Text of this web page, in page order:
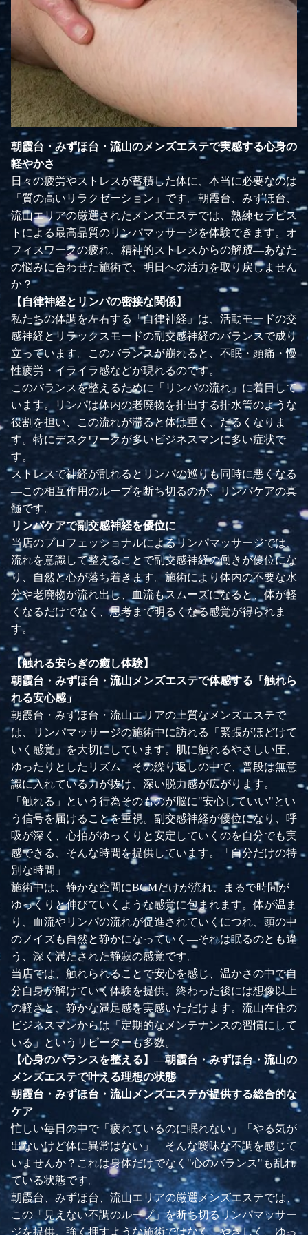
朝霞台・みずほ台・流山のメンズエステで実感する心身の
軽やかさ
日々の疲労やストレスが蓄積した体に、本当に必要なのは
「質の高いリラクゼーション」です。朝霞台、みずほ台、
流山エリアの厳選されたメンズエステでは、熟練セラピス
トによる最高品質のリンパマッサージを体験できます。オ
フィスワークの疲れ、精神的ストレスからの解放—あなた
の悩みに合わせた施術で、明日への活力を取り戻しません
か？
【自律神経とリンパの密接な関係】
私たちの体調を左右する「自律神経」は、活動モードの交
感神経とリラックスモードの副交感神経のバランスで成り
立っています。このバランスが崩れると、不眠・頭痛・慢
性疲労・イライラ感などが現れるのです。
このバランスを整えるために「リンパの流れ」に着目して
います。リンパは体内の老廃物を排出する排水管のような
役割を担い、この流れが滞ると体は重く、だるくなりま
す。特にデスクワークが多いビジネスマンに多い症状で
す。
ストレスで神経が乱れるとリンパの巡りも同時に悪くなる
—この相互作用のループを断ち切るのが、リンパケアの真
髄です。
リンパケアで副交感神経を優位に
当店のプロフェッショナルによるリンパマッサージでは、
流れを意識して整えることで副交感神経の働きが優位にな
り、自然と心が落ち着きます。施術により体内の不要な水
分や老廃物が流れ出し、血流もスムーズになると、体が軽
くなるだけでなく、思考まで明るくなる感覚が得られま
す。
【触れる安らぎの癒し体験】
朝霞台・みずほ台・流山メンズエステで体感する「触れら
れる安心感」
朝霞台・みずほ台・流山エリアの上質なメンズエステで
は、リンパマッサージの施術中に訪れる「緊張がほどけて
いく感覚」を大切にしています。肌に触れるやさしい圧、
ゆったりとしたリズム—その繰り返しの中で、普段は無意
識に入れている力が抜け、深い脱力感が広がります。
「触れる」という行為そのものが脳に"安心していい"とい
う信号を届けることを重視。副交感神経が優位になり、呼
吸が深く、心拍がゆっくりと安定していくのを自分でも実
感できる、そんな時間を提供しています。「自分だけの特
別な時間」
施術中は、静かな空間にBGMだけが流れ、まるで時間が
ゆっくりと伸びていくような感覚に包まれます。体が温ま
り、血流やリンパの流れが促進されていくにつれ、頭の中
のノイズも自然と静かになっていく—それは眠るのとも違
う、深く満たされた静寂の感覚です。
当店では、触れられることで安心を感じ、温かさの中で自
分自身が解けていく体験を提供。終わった後には想像以上
の軽さと、静かな満足感を実感いただけます。流山在住の
ビジネスマンからは「定期的なメンテナンスの習慣にして
いる」というリピーターも多数。
【心身のバランスを整える】—朝霞台・みずほ台・流山の
メンズエステで叶える理想の状態
朝霞台・みずほ台・流山メンズエステが提供する総合的な
ケア
忙しい毎日の中で「疲れているのに眠れない」「やる気が
出ないけど体に異常はない」—そんな曖昧な不調を感じて
いませんか？これは身体だけでなく"心のバランス"も乱れ
ている状態です。
朝霞台、みずほ台、流山エリアの厳選メンズエステでは、
この「見えない不調のループ」を断ち切るリンパマッサー
ジを提供。強く押すような施術ではなく、やさしく、ゆっ